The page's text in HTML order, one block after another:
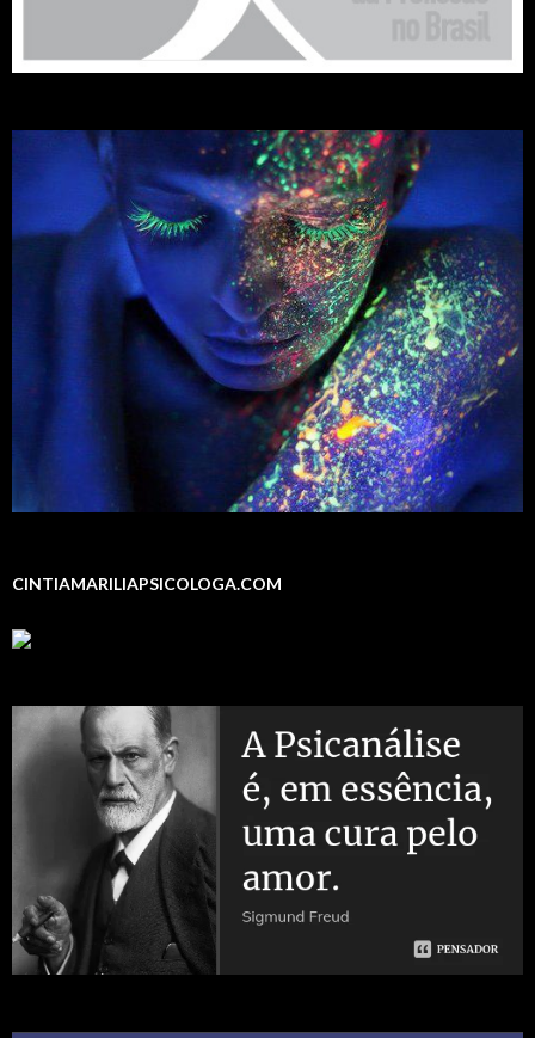
CINTIAMARILIAPSICOLOGA.COM